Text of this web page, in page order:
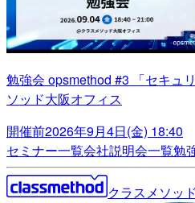
勉強会 opsmethod #3 「セキュ
ソッド大阪オフィス
開催前2026年9月4日(金) 18:40
セミナー一覧会社説明会一覧勉
クラスメソッ